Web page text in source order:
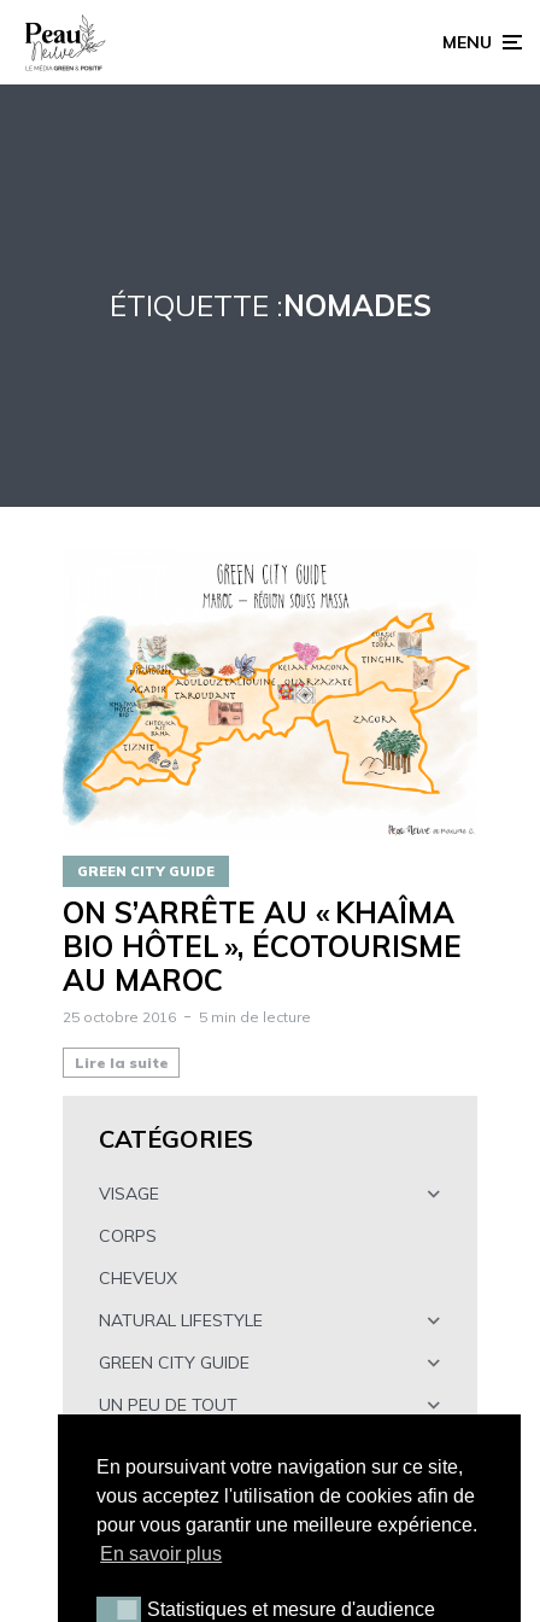
MENU
ÉTIQUETTE :NOMADES
GREEN CITY GUIDE
ON S’ARRÊTE AU « KHAÎMA
BIO HÔTEL », ÉCOTOURISME
AU MAROC
25 octobre 2016 5 min de lecture
Lire la suite
CATÉGORIES
VISAGE
CORPS
CHEVEUX
NATURAL LIFESTYLE
GREEN CITY GUIDE
UN PEU DE TOUT
En poursuivant votre navigation sur ce site,
vous acceptez l'utilisation de cookies afin de
pour vous garantir une meilleure expérience.
En savoir plus
Statistiques et mesure d'audience
Statistiques et mesure d'audience